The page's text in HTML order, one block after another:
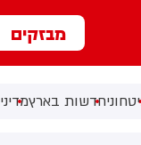
מבזקים
חדשות בארץמדיני